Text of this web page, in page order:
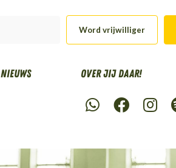
Word vrijwilliger
Nieuws Over Jij daar!